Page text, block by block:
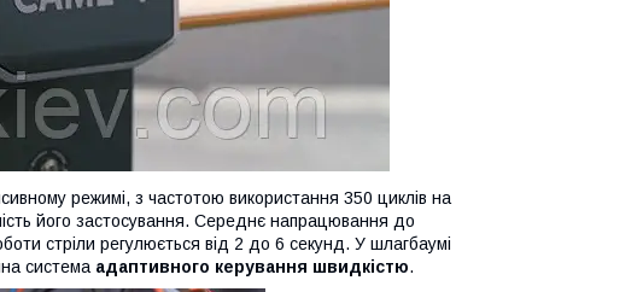
режимі, з частотою використання 350 циклів на
його застосування. Середнє напрацювання до
стріли регулюється від 2 до 6 секунд. У шлагбаумі
система адаптивного керування швидкістю.